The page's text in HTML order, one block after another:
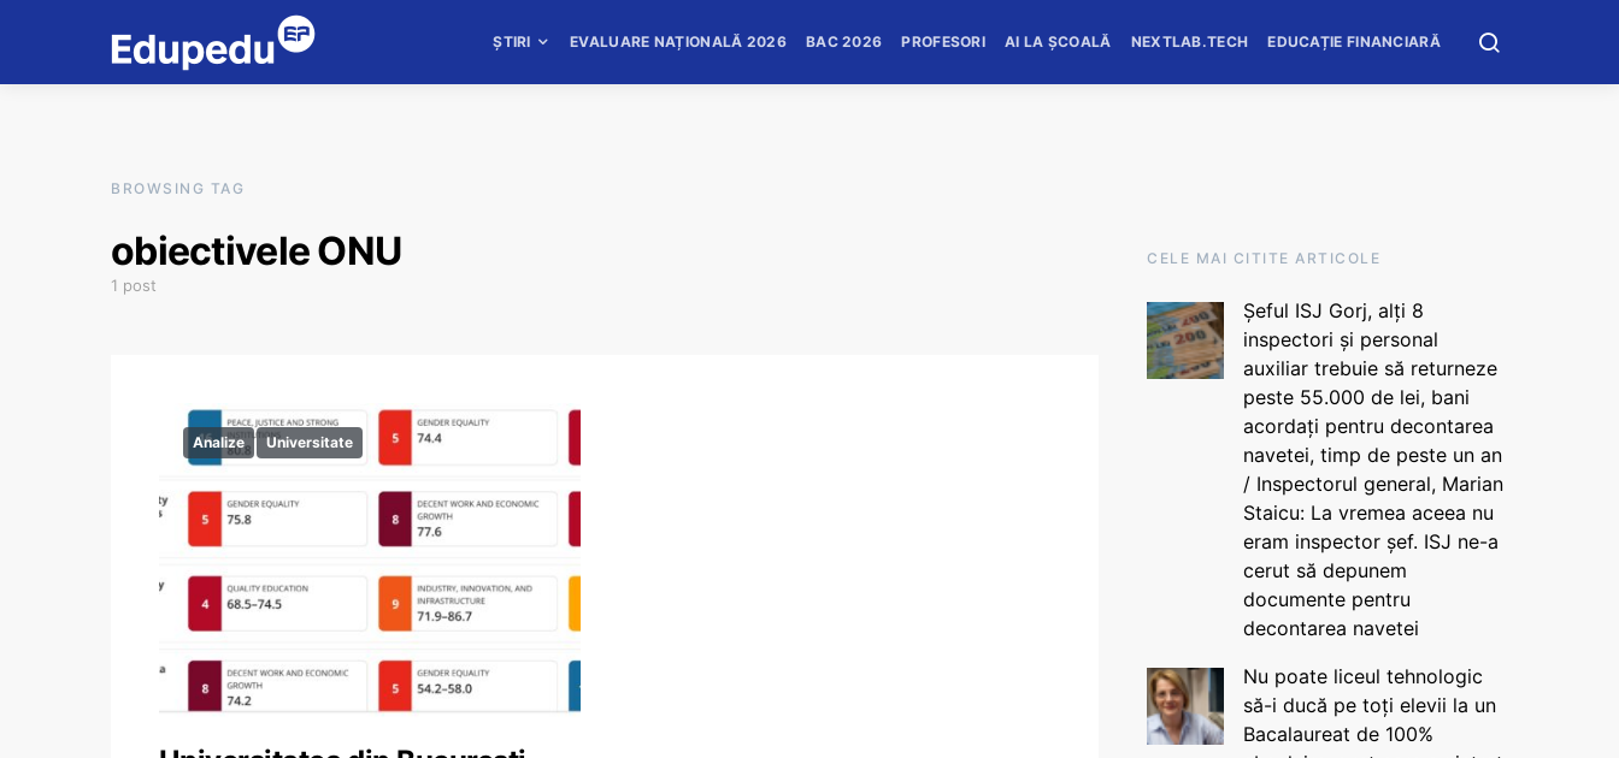
ȘTIRI EVALUARE NAȚIONALĂ 2026 BAC 2026 PROFESORI AI LA ȘCOALĂ NEXTLAB.TECH EDUCAȚIE FINANCIARĂ
BROWSING TAG
obiectivele ONU
1 post
Analize Universitate
CELE MAI CITITE ARTICOLE
Șeful ISJ Gorj, alți 8
inspectori și personal
auxiliar trebuie să returneze
peste 55.000 de lei, bani
acordați pentru decontarea
navetei, timp de peste un an
/ Inspectorul general, Marian
Staicu: La vremea aceea nu
eram inspector șef. ISJ ne-a
cerut să depunem
documente pentru
decontarea navetei
Nu poate liceul tehnologic
să-i ducă pe toți elevii la un
Bacalaureat de 100%